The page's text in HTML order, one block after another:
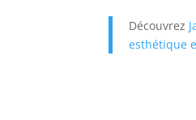
Découvrez
esthétique